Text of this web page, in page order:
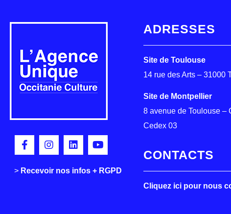
> Recevoir nos infos + RGPD
ADRESSES
Site de Toulouse
14 rue des Arts – 31000
Site de Montpellier
8 avenue de Toulouse –
Cedex 03
CONTACTS
Cliquez ici pour nous